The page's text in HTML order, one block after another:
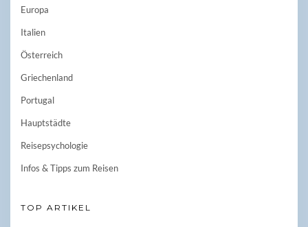
Europa
Italien
Österreich
Griechenland
Portugal
Hauptstädte
Reisepsychologie
Infos & Tipps zum Reisen
TOP ARTIKEL